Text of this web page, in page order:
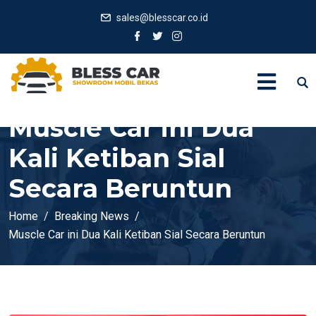
sales@blesscar.co.id
Muscle Car ini Dua
Kali Ketiban Sial
Secara Beruntun
Home
Breaking News
Muscle Car ini Dua Kali Ketiban Sial Secara Beruntun